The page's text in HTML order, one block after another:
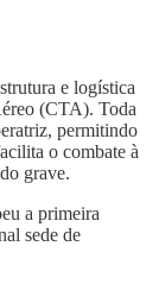
e logística
(CTA). Toda
permitindo
o combate à
grave.
a primeira
sede de